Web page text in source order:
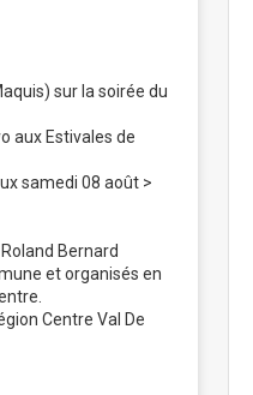
sur la soirée du
aux Estivales de
samedi 08 août >
Bernard
et organisés en
Centre Val De